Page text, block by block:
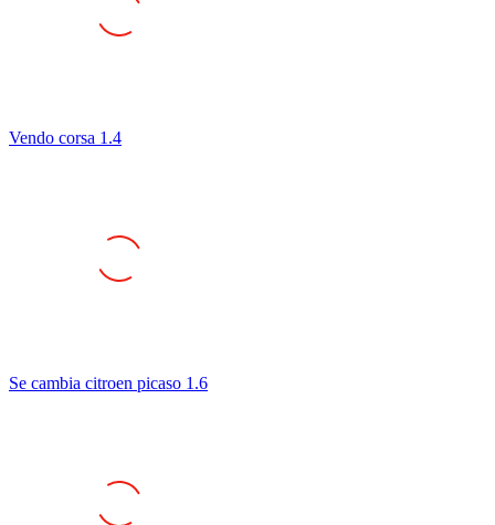
Vendo corsa 1.4
Se cambia citroen picaso 1.6